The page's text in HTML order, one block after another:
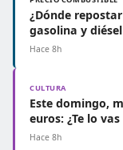
¿Dónde
gasolina y
Hace 8h
CULTURA
Este domingo,
euros: ¿Te lo
Hace 8h